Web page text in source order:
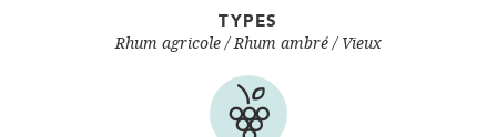
TYPES
Rhum agricole Rhum ambré / Vieux